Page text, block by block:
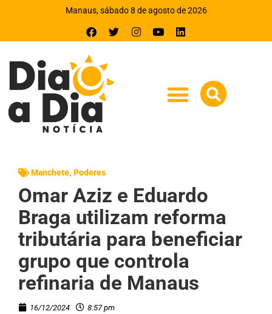
Manaus, sábado 8 de agosto de 2026
Manchete, Poderes
Omar Aziz e Eduardo
Braga utilizam reforma
tributária para beneficiar
grupo que controla
refinaria de Manaus
16/12/2024 8:57 pm